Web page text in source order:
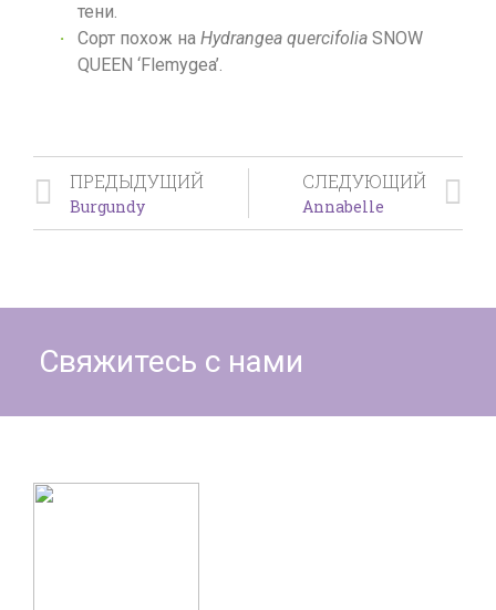
тени.
Сорт похож на Hydrangea quercifolia SNOW
QUEEN ‘Flemygea’.
СЛЕДУЮЩИЙ
Annabelle
ПРЕДЫДУЩИЙ
Burgundy
Свяжитесь с нами